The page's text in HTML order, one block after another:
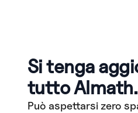
Si tenga
tutto Almath.
Può aspettarsi zero